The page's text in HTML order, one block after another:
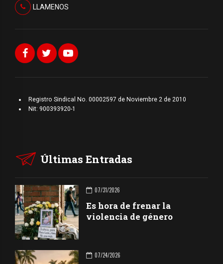
LLAMENOS
Registro Sindical No. 00002597 de Noviembre 2 de 2010
Nit: 900393920-1
Últimas Entradas
07/31/2026
Es hora de frenar la
violencia de género
07/24/2026